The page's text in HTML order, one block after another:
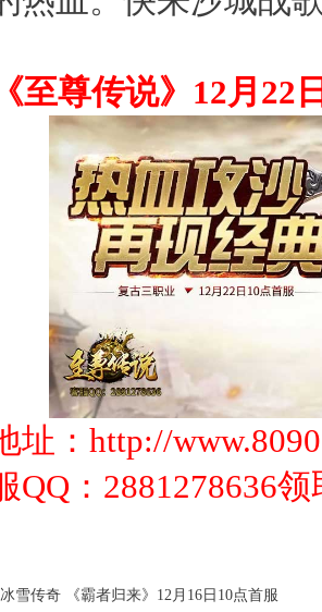
尊传说》12月22
： http://
： 2881278636领
雪传奇 《霸者归来》12月16日10点首服